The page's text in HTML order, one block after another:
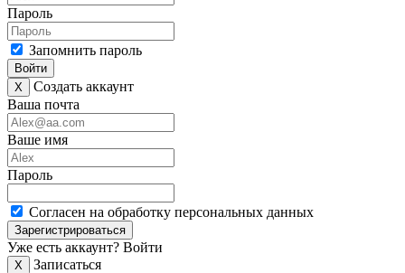
Пароль
Запомнить пароль
Войти
X
Создать аккаунт
Ваша почта
Ваше имя
Пароль
Согласен на обработку персональных данных
Зарегистрироваться
Уже есть аккаунт? Войти
X
Записаться